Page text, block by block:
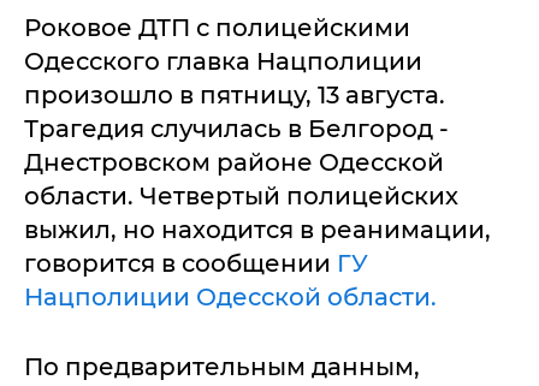
Роковое ДТП с полицейскими
Одесского главка Нацполиции
произошло в пятницу, 13 августа.
Трагедия случилась в Белгород -
Днестровском районе Одесской
области. Четвертый полицейских
выжил, но находится в реанимации,
говорится в сообщении ГУ
Нацполиции Одесской области.
По предварительным данным,